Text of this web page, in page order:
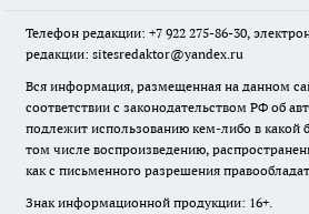
Телефон редакции: +7 922 275-86-30,
редакции: sitesredaktor@yandex.ru
Вся информация, размещенная на данном
соответствии с законодательством РФ об
подлежит использованию кем-либо в
том числе воспроизведению,
как с письменного разрешения
Знак информационной продукции: 16+.